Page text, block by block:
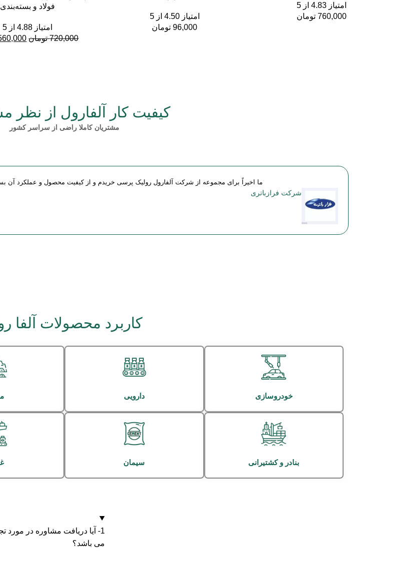
امتیاز4.83 از 5
760,000 تومان
امتیاز4.50 از 5
96,000 تومان
فولاد و بسته‌بندی
امتیاز 4.88از 5
720,000 تومان
560,000
کیفیت کار آلفارول از نظر
مشتریان کاملا راضی از سراسر کشور
ما اخیراً برای مجموعه از شرکت آلفارول رولیک پرسی خریدم و از کیفیت محصول و عملکرد آن
شركت فرازباتری
کاربرد محصولات آلفا
خودروسازی دارویی
بنادر و کشتیرانی سیمان
1- آیا دریافت مشاوره در مورد
می باشد؟